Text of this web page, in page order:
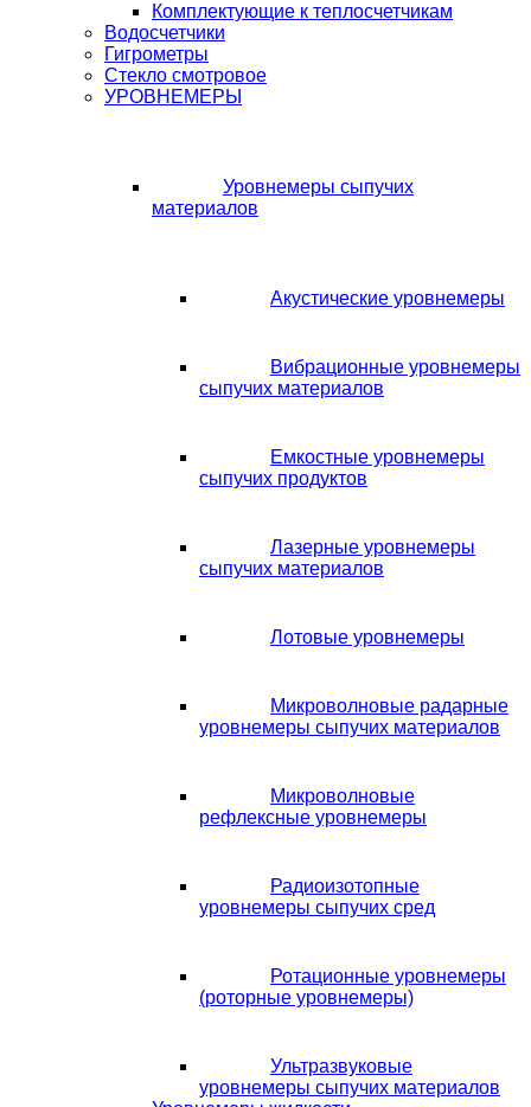
Комплектующие к теплосчетчикам
Водосчетчики
Гигрометры
Стекло смотровое
УРОВНЕМЕРЫ
Уровнемеры сыпучих
материалов
Акустические уровнемеры
Вибрационные уровнемеры
сыпучих материалов
Емкостные уровнемеры
сыпучих продуктов
Лазерные уровнемеры
сыпучих материалов
Лотовые уровнемеры
Микроволновые радарные
уровнемеры сыпучих материалов
Микроволновые
рефлексные уровнемеры
Радиоизотопные
уровнемеры сыпучих сред
Ротационные уровнемеры
(роторные уровнемеры)
Ультразвуковые
уровнемеры сыпучих материалов